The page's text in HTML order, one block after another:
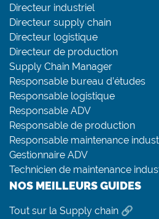
Directeur industriel
Directeur supply chain
Directeur logistique
Directeur de production
Supply Chain Manager
Responsable bureau d’études
Responsable logistique
Responsable ADV
Responsable de production
Responsable maintenance
Gestionnaire ADV
Technicien de maintenance
NOS MEILLEURS GUIDES
Tout sur la Supply chain 🔗